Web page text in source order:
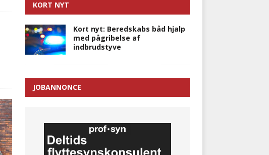
KORT NYT
Kort nyt: Beredskabs båd hjalp
med pågribelse af
indbrudstyve
JOBANNONCE